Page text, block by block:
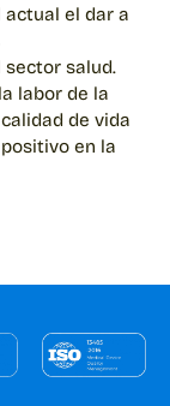
el dar a
salud.
labor de la
de vida
en la